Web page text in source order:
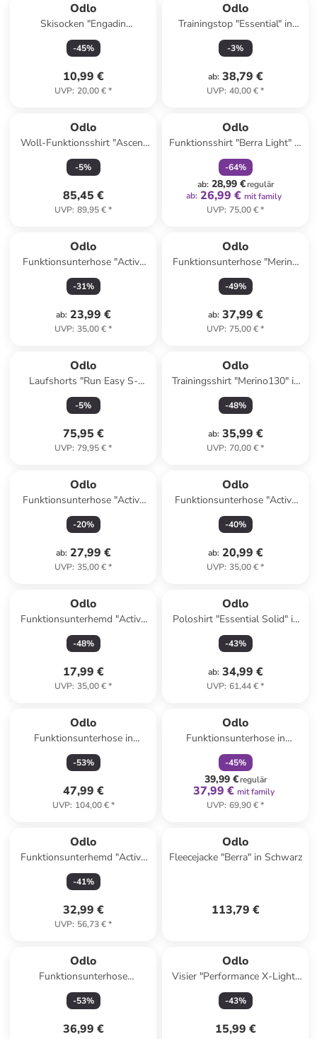
Odlo
Skisocken "Engadin
Skimarathon" in Dunkelblau
-45%
10,99 €
UVP: 20,00 €*
Odlo
Trainingstop "Essential" in
Weiß
-3%
ab: 38,79 €
UVP: 40,00 €*
Odlo
Woll-Funktionsshirt "Ascent
Merino 200" in Grau
-5%
85,45 €
UVP: 89,95 €*
Odlo
Funktionsshirt "Berra Light" in
Weiß
-64%
ab: 28,99 €regulär
ab: 26,99 € mit family
UVP: 75,00 €*
Odlo
Funktionsunterhose "Active
Light Eco" in Schwarz
-31%
ab: 23,99 €
UVP: 35,00 €*
Odlo
Funktionsunterhose "Merino
130" in Grau
-49%
ab: 37,99 €
UVP: 75,00 €*
Odlo
Laufshorts "Run Easy S-
Thermic" in Schwarz
-5%
75,95 €
UVP: 79,95 €*
Odlo
Trainingsshirt "Merino130" in
Schwarz
-48%
ab: 35,99 €
UVP: 70,00 €*
Odlo
Funktionsunterhose "Active
Light Eco" in Schwarz
-20%
ab: 27,99 €
UVP: 35,00 €*
Odlo
Funktionsunterhose "Active
Light Eco" in Weiß
-40%
ab: 20,99 €
UVP: 35,00 €*
Odlo
Funktionsunterhemd "Active
Warm Eco" in Bordeaux
-48%
17,99 €
UVP: 35,00 €*
Odlo
Poloshirt "Essential Solid" in
Dunkelblau
-43%
ab: 34,99 €
UVP: 61,44 €*
Odlo
Funktionsunterhose in
Schwarz/ Grau
-53%
47,99 €
UVP: 104,00 €*
Odlo
Funktionsunterhose in
Schwarz
-45%
39,99 €regulär
37,99 € mit family
UVP: 69,90 €*
Odlo
Funktionsunterhemd "Active
F-Dry Light" in Schwarz
-41%
32,99 €
UVP: 56,73 €*
Odlo
Fleecejacke "Berra" in Schwarz
113,79 €
Odlo
Funktionsunterhose
"Performance Warm" in
Dunkelblau
-53%
36,99 €
Odlo
Visier "Performance X-Light"
in Schwarz
-43%
15,99 €